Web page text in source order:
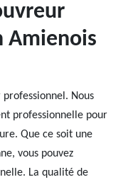
Amienois
Nous
professionnelle pour
Que ce soit une
vous pouvez
La qualité de